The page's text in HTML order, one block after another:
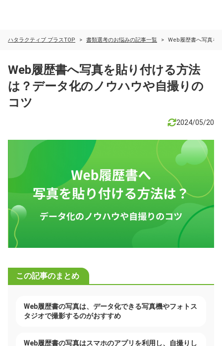
ハタラクティブ プラスTOP 書類選考のお悩みの記事一覧 Web履歴書へ写真を
Web履歴書へ写真を貼り付ける方法
は？データ化のノウハウや自撮りの
コツ
2024/05/20
この記事のまとめ
Web履歴書の写真は、データ化できる写真機やフォトス
タジオで撮影するのがおすすめ
Web履歴書の写真はスマホのアプリを利用し、自撮りし